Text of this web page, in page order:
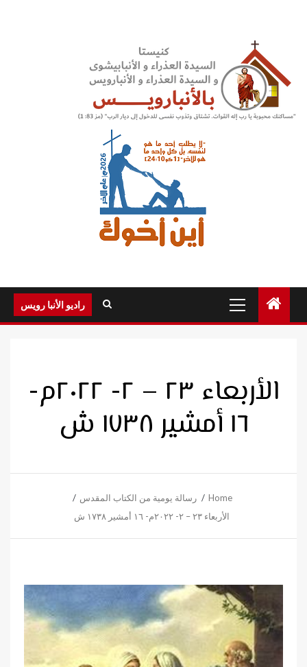
Menu
راديو الأنبا رويس
الأربعاء ٢٣ – ٢- ٢٠٢٢م-
١٦ أمشير ١٧٣٨ ش
Home
رسالة يومية من الكتاب المقدس
الأربعاء ٢٣ – ٢- ٢٠٢٢م- ١٦ أمشير ١٧٣٨ ش